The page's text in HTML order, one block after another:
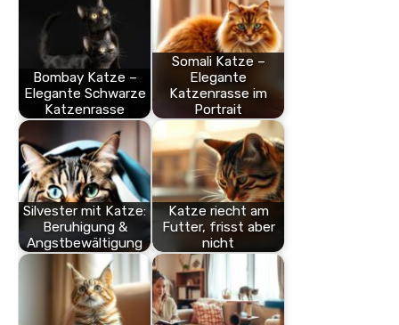
Bombay Katze –
Elegante Schwarze
Katzenrasse
Somali Katze –
Elegante
Katzenrasse im
Portrait
Silvester mit Katze:
Beruhigung &
Angstbewältigung
Katze riecht am
Futter, frisst aber
nicht